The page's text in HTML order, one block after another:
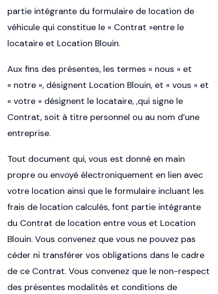
partie intégrante du formulaire de location de
véhicule qui constitue le « Contrat »entre le
locataire et Location Blouin.
Aux fins des présentes, les termes « nous » et
« notre », désignent Location Blouin, et « vous » et
« votre » désignent le locataire, ,qui signe le
Contrat, soit à titre personnel ou au nom d’une
entreprise.
Tout document qui, vous est donné en main
propre ou envoyé électroniquement en lien avec
votre location ainsi que le formulaire incluant les
frais de location calculés, font partie intégrante
du Contrat de location entre vous et Location
Blouin. Vous convenez que vous ne pouvez pas
céder ni transférer vos obligations dans le cadre
de ce Contrat. Vous convenez que le non-respect
des présentes modalités et conditions de